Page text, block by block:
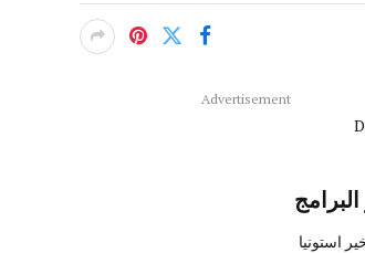
Advertisement
استونيا